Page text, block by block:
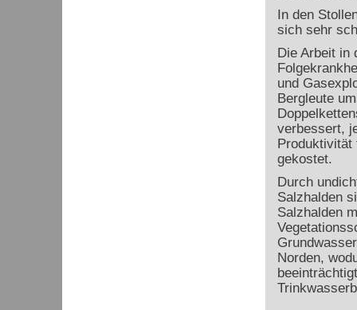
In den
sich sehr
Die Arbeit in
und
Bergleute
verbessert,
Produktivität
gekostet.
Durch
Salzhalden
Salzhalden
Norden,